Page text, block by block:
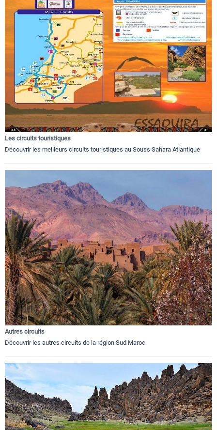
Les circuits touristiques
Découvrir les meilleurs circuits touristiques au Souss Sahara Atlantique
Autres circuits
Découvrir les autres circuits de la région Sud Maroc